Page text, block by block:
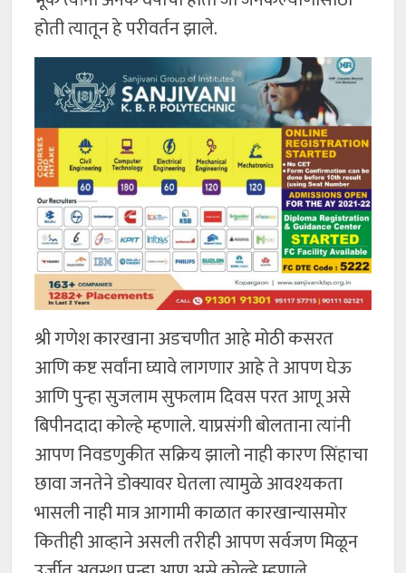
होती त्यातून हे परीवर्तन झाले.
श्री गणेश कारखाना अडचणीत आहे मोठी कसरत
आणि कष्ट सर्वांना घ्यावे लागणार आहे ते आपण घेऊ
आणि पुन्हा सुजलाम सुफलाम दिवस परत आणू असे
बिपीनदादा कोल्हे म्हणाले. याप्रसंगी बोलताना त्यांनी
आपण निवडणुकीत सक्रिय झालो नाही कारण सिंहाचा
छावा जनतेने डोक्यावर घेतला त्यामुळे आवश्यकता
भासली नाही मात्र आगामी काळात कारखान्यासमोर
कितीही आव्हाने असली तरीही आपण सर्वजण मिळून